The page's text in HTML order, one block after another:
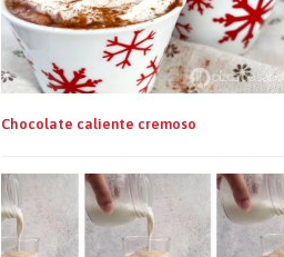
Chocolate caliente cremoso